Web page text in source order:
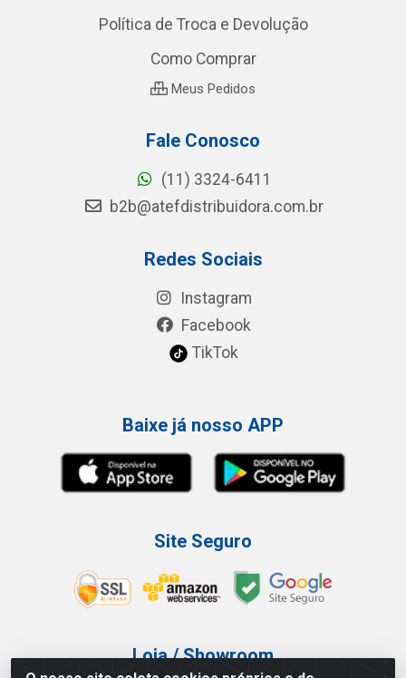
Política de Troca e Devolução
Como Comprar
Meus Pedidos
Fale Conosco
(11) 3324-6411
b2b@atefdistribuidora.com.br
Redes Sociais
Instagram
Facebook
TikTok
Baixe já nosso APP
Site Seguro
Loja / Showroom